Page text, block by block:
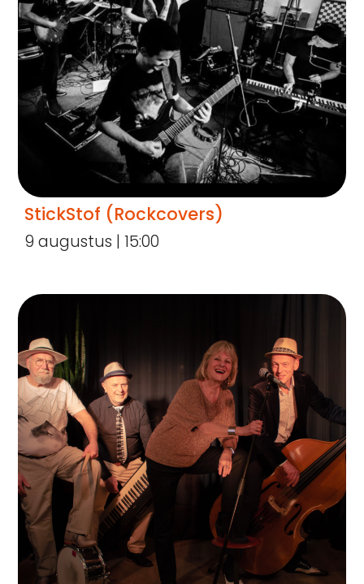
StickStof (Rockcovers)
9 augustus | 15:00